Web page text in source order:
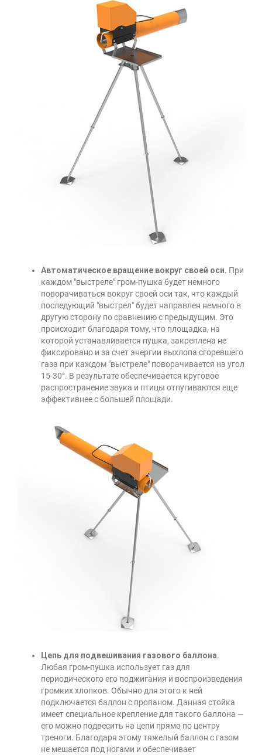
Автоматическое вращение вокруг своей оси. При
каждом "выстреле" гром-пушка будет немного
поворачиваться вокруг своей оси так, что каждый
последующий "выстрел" будет направлен немного в
другую сторону по сравнению с предыдущим. Это
происходит благодаря тому, что площадка, на
которой устанавливается пушка, закреплена не
фиксировано и за счет энергии выхлопа сгоревшего
газа при каждом "выстреле" поворачивается на угол
15-30°. В результате обеспечивается круговое
распространение звука и птицы отпугиваются еще
эффективнее с большей площади.
Цепь для подвешивания газового баллона.
Любая гром-пушка использует газ для
периодического его поджигания и воспроизведения
громких хлопков. Обычно для этого к ней
подключается баллон с пропаном. Данная стойка
имеет специальное крепление для такого баллона —
его можно подвесить на цепи прямо по центру
треноги. Благодаря этому тяжелый баллон с газом
не мешается под ногами и обеспечивает